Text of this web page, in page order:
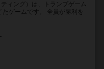
ィング）は、トランプゲーム
たゲームです。 全員が勝利を